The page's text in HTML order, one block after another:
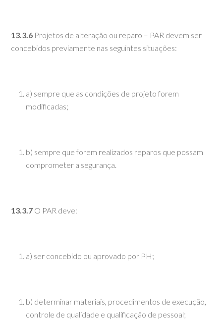
13.3.6 Projetos de alteração ou reparo – PAR devem ser
concebidos previamente nas seguintes situações:
a) sempre que as condições de projeto forem
modificadas;
b) sempre que forem realizados reparos que possam
comprometer a segurança.
13.3.7 O PAR deve:
a) ser concebido ou aprovado por PH;
b) determinar materiais, procedimentos de execução,
controle de qualidade e qualificação de pessoal;